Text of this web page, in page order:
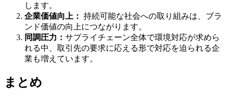
します。
企業価値向上： 持続可能な社会への取り組みは、ブラ
ンド価値の向上につながります。
同調圧力： サプライチェーン全体で環境対応が求めら
れる中、取引先の要求に応える形で対応を迫られる企
業も増えています。
まとめ